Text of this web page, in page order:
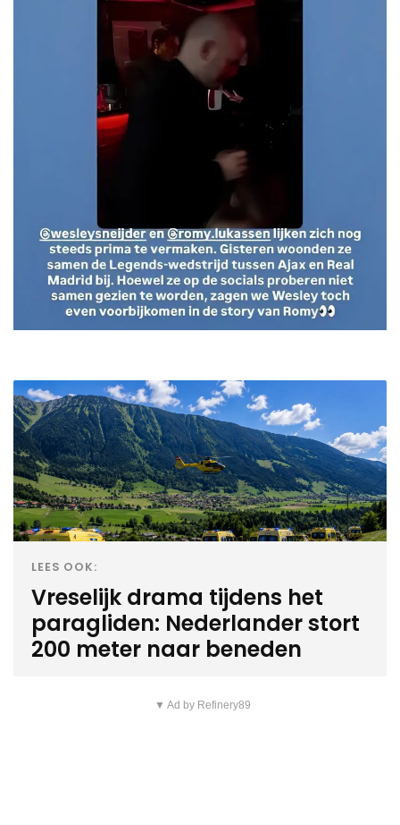
LEES OOK:
Vreselijk drama tijdens het
paragliden: Nederlander stort
200 meter naar beneden
▼ Ad by Refinery89